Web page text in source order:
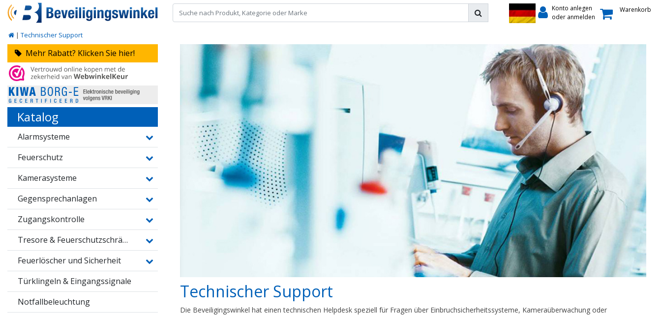
Konto anlegen
oder anmelden
Warenkorb
| Technischer Support
Mehr Rabatt? Klicken Sie hier!
Katalog
Alarmsysteme
Feuerschutz
Kamerasysteme
Gegensprechanlagen
Zugangskontrolle
Tresore & Feuerschutzschränke
Feuerlöscher und Sicherheit
Türklingeln & Eingangssignale
Notfallbeleuchtung
Technischer Support
Die Beveiligingswinkel hat einen technischen Helpdesk speziell für Fragen über Einbruchsicherheitssysteme, Kameraüberwachung oder